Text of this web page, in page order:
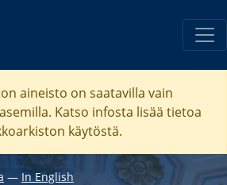
aineisto on saatavilla vain
Katso infosta lisää tietoa
käytöstä.
― In English